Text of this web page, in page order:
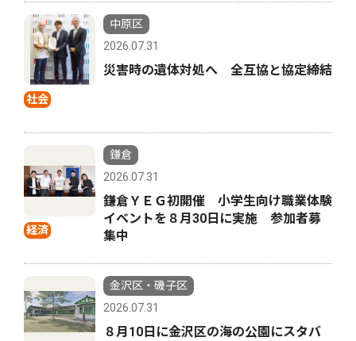
社会
中原区
2026.07.31
災害時の遺体対処へ 全互協と協定締結
経済
鎌倉
2026.07.31
鎌倉ＹＥＧ初開催 小学生向け職業体験
イベントを８月30日に実施 参加者募
集中
金沢区・磯子区
2026.07.31
８月10日に金沢区の海の公園にスタバ